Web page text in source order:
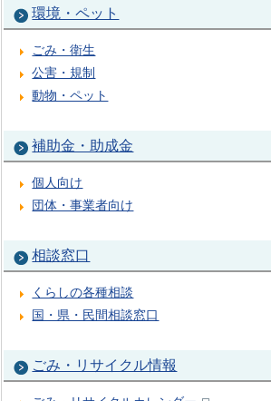
環境・ペット
ごみ・衛生
公害・規制
動物・ペット
補助金・助成金
個人向け
団体・事業者向け
相談窓口
くらしの各種相談
国・県・民間相談窓口
ごみ・リサイクル情報